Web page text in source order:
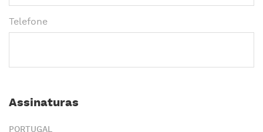
Telefone
Assinaturas
PORTUGAL